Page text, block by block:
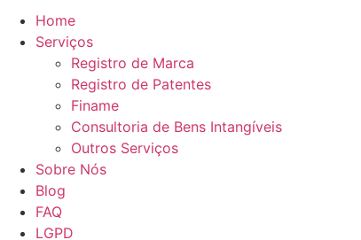
Home
Serviços
Registro de Marca
Registro de Patentes
Finame
Consultoria de Bens Intangíveis
Outros Serviços
Sobre Nós
Blog
FAQ
LGPD